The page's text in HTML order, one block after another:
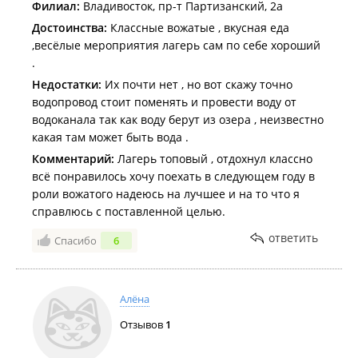
Филиал: Владивосток, пр-т Партизанский, 2а
Достоинства: Классные вожатые , вкусная еда
,весёлые мероприятия лагерь сам по себе хороший
.
Недостатки: Их почти нет , но вот скажу точно
водопровод стоит поменять и провести воду от
водоканала так как воду берут из озера , неизвестно
какая там может быть вода .
Комментарий: Лагерь топовый , отдохнул классно
всё понравилось хочу поехать в следующем году в
роли вожатого надеюсь на лучшее и на то что я
справлюсь с поставленной целью.
Спасибо 6 ответить
Алёна
Отзывов 1